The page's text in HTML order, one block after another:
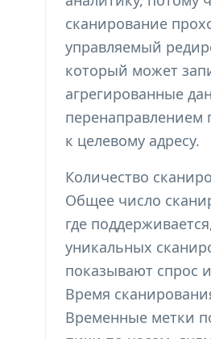
сканирование
управляемый
который может
агрегированные
перенаправлением
к целевому адресу.
Количество
Общее число
где
уникальных
показывают спрос
Время
Временные метки